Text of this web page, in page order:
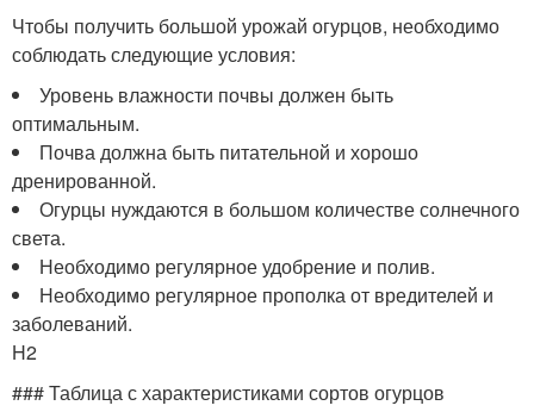
Чтобы получить большой урожай огурцов, необходимо
соблюдать следующие условия:
Уровень влажности почвы должен быть
оптимальным.
Почва должна быть питательной и хорошо
дренированной.
Огурцы нуждаются в большом количестве солнечного
света.
Необходимо регулярное удобрение и полив.
Необходимо регулярное прополка от вредителей и
заболеваний.
H2
### Таблица с характеристиками сортов огурцов